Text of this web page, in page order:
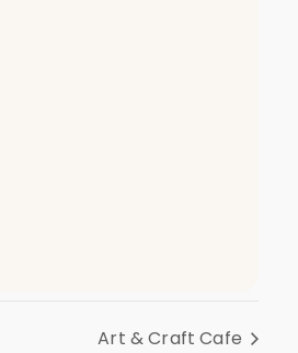
Art & Craft Cafe